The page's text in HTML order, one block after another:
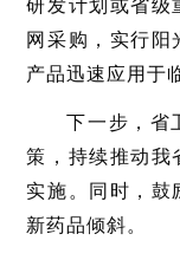
研发计划或省级
网采购，实行阳
产品迅速应用于
下一步，省
策，持续推动我
实施。同时，鼓
新药品倾斜。